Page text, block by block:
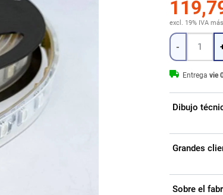
excl. 19% IVA
Cantidad
-
Entrega vie
Dibujo
Grandes
Sobre el